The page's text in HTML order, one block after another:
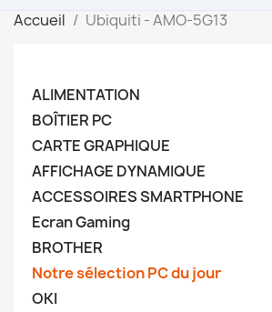
Accueil Ubiquiti - AMO-5G13
ALIMENTATION
BOÎTIER PC
CARTE GRAPHIQUE
AFFICHAGE DYNAMIQUE
ACCESSOIRES SMARTPHONE
Ecran Gaming
BROTHER
Notre sélection PC du jour
OKI